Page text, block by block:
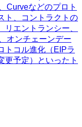
Curveなどのプロト
ト、コントラクトの
エントランシー、
オンチェーンデー
トコル進化（EIPラ
更予定）といったト